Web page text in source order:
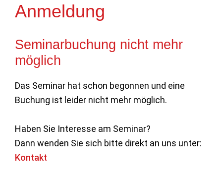
Anmeldung
Seminarbuchung nicht mehr
möglich
Das Seminar hat schon begonnen und eine
Buchung ist leider nicht mehr möglich.
Haben Sie Interesse am Seminar?
Dann wenden Sie sich bitte direkt an uns unter:
Kontakt